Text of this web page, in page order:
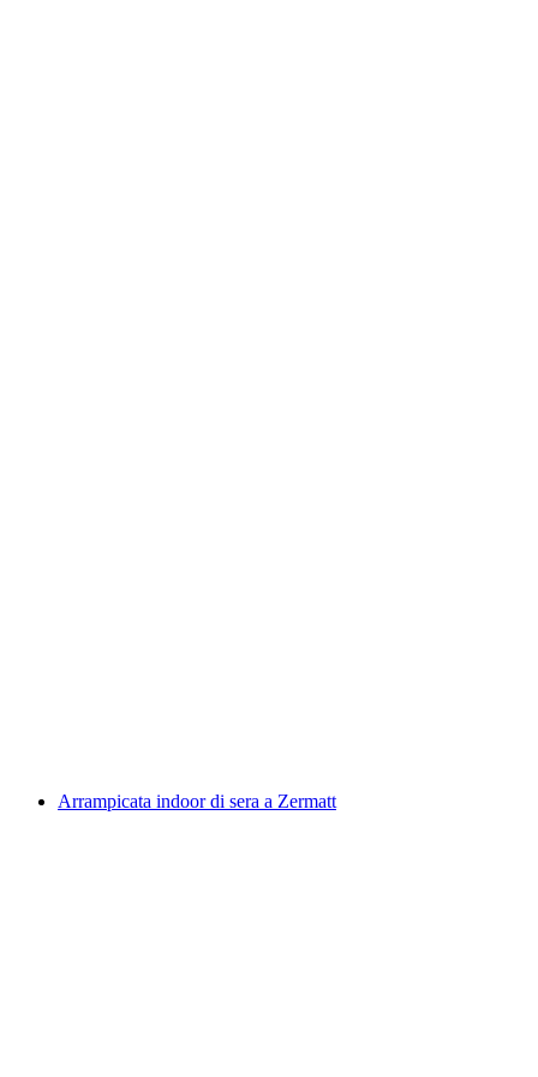
Arrampicata indoor di sera a Zermatt